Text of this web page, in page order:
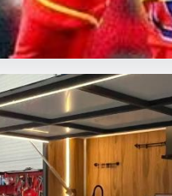
Yine dev